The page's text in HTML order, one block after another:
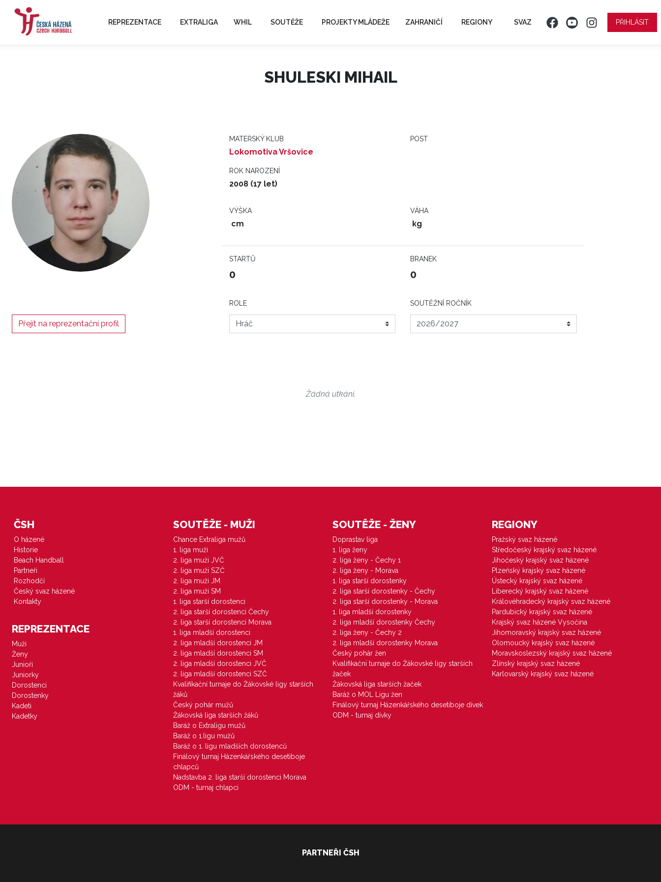
REPREZENTACE EXTRALIGA WHIL SOUTĚŽE PROJEKTY MLÁDEŽE ZAHRANIČÍ REGIONY SVAZ PŘIHLÁSIT
SHULESKI MIHAIL
MATEŘSKÝ KLUB
Lokomotiva Vršovice
POST
ROK NAROZENÍ
2008 (17 let)
VÝŠKA
cm
VÁHA
kg
STARTŮ
0
BRANEK
0
Přejít na reprezentační profil
ROLE SOUTĚŽNÍ ROČNÍK
Žádná utkání.
ČSH
O házené
Historie
Beach Handball
Partneři
Rozhodčí
Český svaz házené
Kontakty
REPREZENTACE
Muži
Ženy
Junioři
Juniorky
Dorostenci
Dorostenky
Kadeti
Kadetky
SOUTĚŽE - MUŽI
Chance Extraliga mužů
1. liga muži
2. liga muži JVČ
2. liga muži SZČ
2. liga muži JM
2. liga muži SM
1. liga starší dorostenci
2. liga starší dorostenci Čechy
2. liga starší dorostenci Morava
1. liga mladší dorostenci
2. liga mladší dorostenci JM
2. liga mladší dorostenci SM
2. liga mladší dorostenci JVČ
2. liga mladší dorostenci SZČ
Kvalifikační turnaje do Žákovské ligy starších
žáků
Český pohár mužů
Žákovská liga starších žáků
Baráž o Extraligu mužů
Baráž o 1.ligu mužů
Baráž o 1. ligu mladších dorostenců
Finálový turnaj Házenkářského desetiboje
chlapců
Nadstavba 2. liga starší dorostenci Morava
ODM - turnaj chlapci
SOUTĚŽE - ŽENY
Doprastav liga
1. liga ženy
2. liga ženy - Čechy 1
2. liga ženy - Morava
1. liga starší dorostenky
2. liga starší dorostenky - Čechy
2. liga starší dorostenky - Morava
1. liga mladší dorostenky
2. liga mladší dorostenky Čechy
2. liga ženy - Čechy 2
2. liga mladší dorostenky Morava
Český pohár žen
Kvalifikační turnaje do Žákovské ligy starších
žaček
Žákovská liga starších žaček
Baráž o MOL Ligu žen
Finálový turnaj Házenkářského desetiboje dívek
ODM - turnaj dívky
REGIONY
Pražský svaz házené
Středočeský krajský svaz házené
Jihočeský krajský svaz házené
Plzeňský krajský svaz házené
Ústecký krajský svaz házené
Liberecký krajský svaz házené
Královéhradecký krajský svaz házené
Pardubický krajský svaz házené
Krajský svaz házené Vysočina
Jihomoravský krajský svaz házené
Olomoucký krajský svaz házené
Moravskoslezský krajský svaz házené
Zlínský krajský svaz házené
Karlovarský krajský svaz házené
PARTNEŘI ČSH